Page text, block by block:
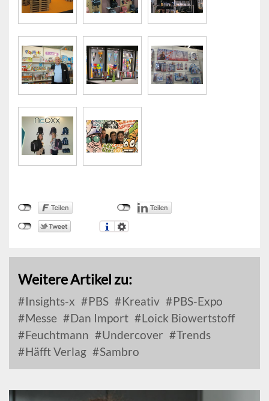
Weitere Artikel zu:
Insights-x PBS Kreativ
PBS-Expo
Messe
Dan Import
Loick Biowertstoff
Feuchtmann
Undercover
Trends
Häfft Verlag
Sambro